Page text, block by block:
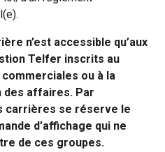
n’est accessible qu’aux
Telfer inscrits au
ou à la
des affaires. Par
carrières se réserve le
d’affichage qui ne
de ces groupes.